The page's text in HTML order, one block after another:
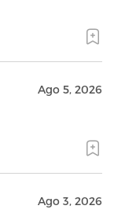
Ago 5, 2026
Ago 3, 2026